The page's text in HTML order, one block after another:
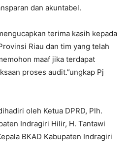
dan akuntabel.
terima kasih kepada
Riau dan tim yang telah
maaf jika terdapat
proses audit.”ungkap Pj
oleh Ketua DPRD, Plh.
Indragiri Hilir, H. Tantawi
BKAD Kabupaten Indragiri